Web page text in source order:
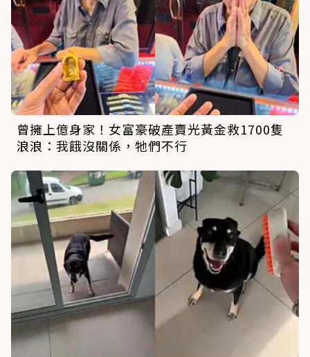
曾擁上億身家！女富豪破產賣光黃金救1700隻
浪浪：我餓沒關係，牠們不行